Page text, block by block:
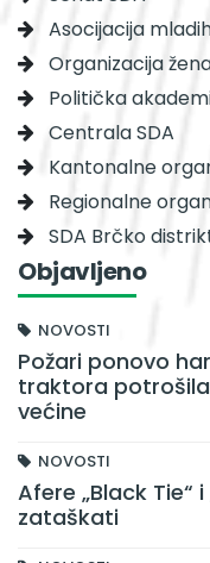
Asocijacija
Organizacija
Politička
Centrala SDA
Kantonalne
Regionalne
SDA Brčko
Objavljeno
NOVOSTI
Požari ponovo
traktora
većine
NOVOSTI
Afere „Black Tie“
zataškati